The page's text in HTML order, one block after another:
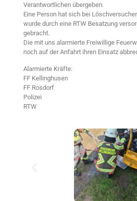
Verantwortlichen übergeben.
Eine Person hat sich bei
wurde durch eine RTW Besatzung
gebracht.
Die mit uns alarmierte Freiwillige
noch auf der Anfahrt ihren Einsatz
Alarmierte Kräfte:
FF Kellinghusen
FF Rosdorf
Polizei
RTW